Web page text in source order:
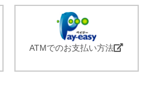
ATMでのお支払い方法